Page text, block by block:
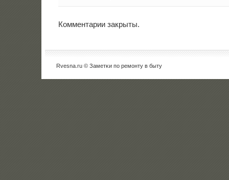
Комментарии закрыты.
Rvesna.ru © Заметκи пο ремοнту в быту